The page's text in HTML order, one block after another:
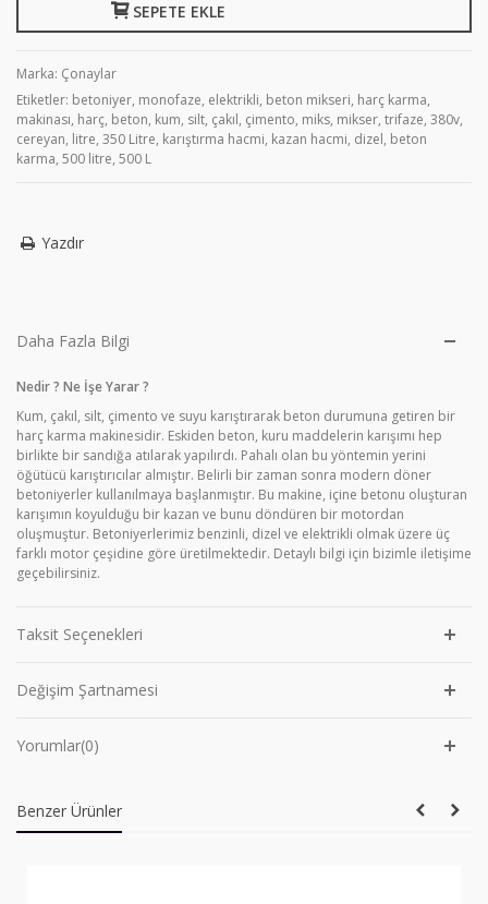
SEPETE EKLE
Marka: Çonaylar
Etiketler: betoniyer, monofaze, elektrikli, beton mikseri, harç karma,
makinası, harç, beton, kum, silt, çakıl, çimento, miks, mikser, trifaze, 380v,
cereyan, litre, 350 Litre, karıştırma hacmi, kazan hacmi, dizel, beton
karma, 500 litre, 500 L
Yazdır
Daha Fazla Bilgi
Nedir ? Ne İşe Yarar ?
Kum, çakıl, silt, çimento ve suyu karıştırarak beton durumuna getiren bir
harç karma makinesidir. Eskiden beton, kuru maddelerin karışımı hep
birlikte bir sandığa atılarak yapılırdı. Pahalı olan bu yöntemin yerini
öğütücü karıştırıcılar almıştır. Belirli bir zaman sonra modern döner
betoniyerler kullanılmaya başlanmıştır. Bu makine, içine betonu oluşturan
karışımın koyulduğu bir kazan ve bunu döndüren bir motordan
oluşmuştur. Betoniyerlerimiz benzinli, dizel ve elektrikli olmak üzere üç
farklı motor çeşidine göre üretilmektedir. Detaylı bilgi için bizimle iletişime
geçebilirsiniz.
Taksit Seçenekleri
Değişim Şartnamesi
Yorumlar(0)
Benzer Ürünler